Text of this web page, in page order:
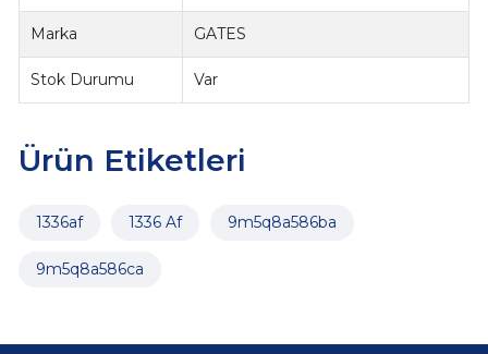
Marka GATES
Stok Durumu Var
Ürün Etiketleri
1336af 1336 Af 9m5q8a586ba
9m5q8a586ca